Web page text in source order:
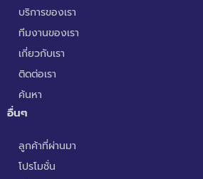
บริการของเรา
ทีมงานของเรา
เกี่ยวกับเรา
ติดต่อเรา
ค้นหา
อื่นๆ
ลูกค้าที่ผ่านมา
โปรโมชั่น